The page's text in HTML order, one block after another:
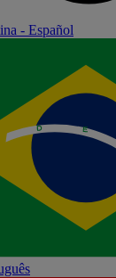
- Español